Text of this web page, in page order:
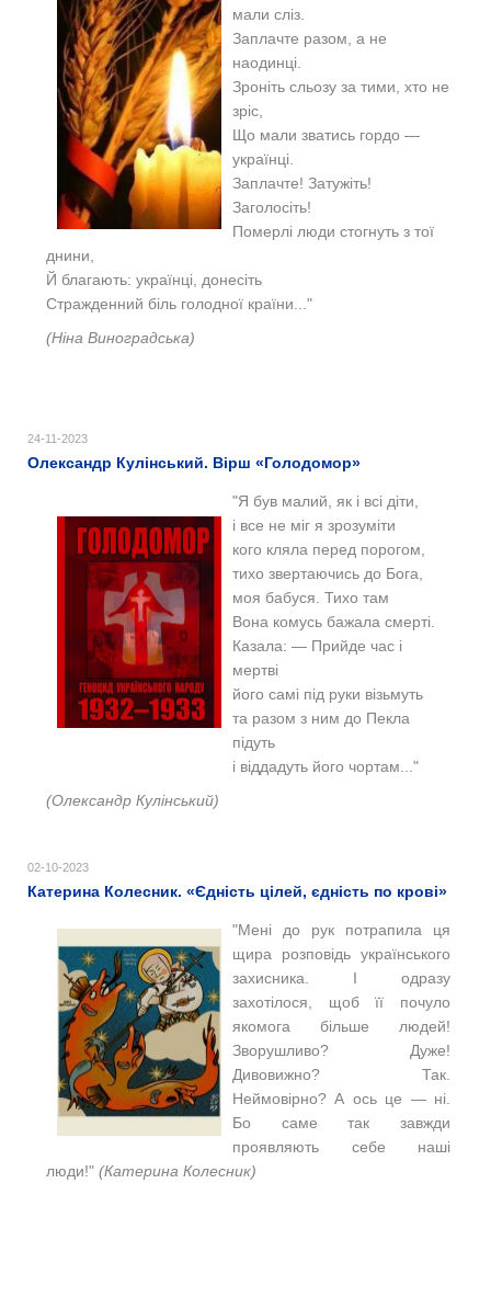
мали сліз.
Заплачте разом, а не
наодинці.
Зроніть сльозу за тими, хто не
зріс,
Що мали зватись гордо —
українці.
Заплачте! Затужіть!
Заголосіть!
Померлі люди стогнуть з тої
днини,
Й благають: українці, донесіть
Стражденний біль голодної країни..."
(Ніна Виноградська)
24-11-2023
Олександр Кулінський. Вірш «Голодомор»
"Я був малий, як і всі діти,
і все не міг я зрозуміти
кого кляла перед порогом,
тихо звертаючись до Бога,
моя бабуся. Тихо там
Вона комусь бажала смерті.
Казала: — Прийде час і
мертві
його самі під руки візьмуть
та разом з ним до Пекла
підуть
і віддадуть його чортам..."
(Олександр Кулінський)
02-10-2023
Катерина Колесник. «Єдність цілей, єдність по крові»
"Мені до рук потрапила ця
щира розповідь українського
захисника. І одразу
захотілося, щоб її почуло
якомога більше людей!
Зворушливо? Дуже!
Дивовижно? Так.
Неймовірно? А ось це — ні.
Бо саме так завжди
проявляють себе наші
люди!" (Катерина Колесник)